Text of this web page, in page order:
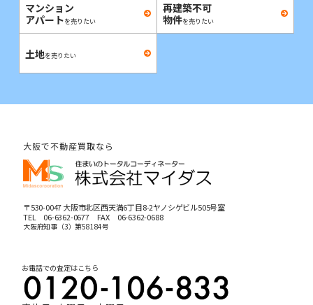
マンション
アパートを売りたい
再建築不可
物件を売りたい
土地を売りたい
大阪で不動産買取なら
〒530-0047 大阪市北区西天満6丁目8-2ヤノシゲビル505号室
TEL 06-6362-0677FAX 06-6362-0688
大阪府知事（3）第58184号
お電話での査定はこちら